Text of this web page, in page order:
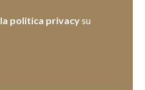
la politica privacysu